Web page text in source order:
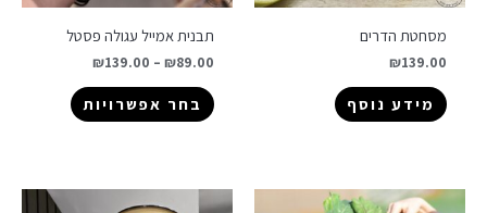
מסחטת הדרים
₪139.00
מידע נוסף
תבנית אמייל עגולה פסטל
₪89.00
–
₪139.00
בחר אפשרויות